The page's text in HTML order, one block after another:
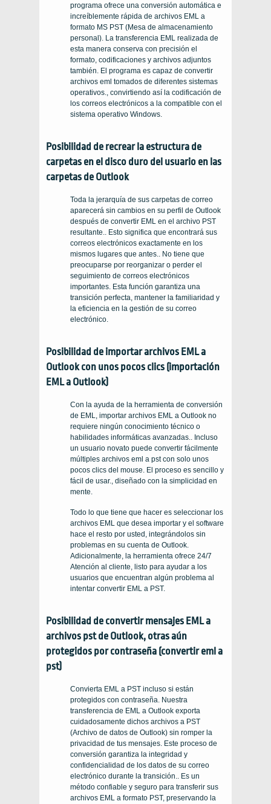
programa ofrece una conversión automática e
increíblemente rápida de archivos EML a
formato MS PST (Mesa de almacenamiento
personal). La transferencia EML realizada de
esta manera conserva con precisión el
formato, codificaciones y archivos adjuntos
también. El programa es capaz de convertir
archivos eml tomados de diferentes sistemas
operativos., convirtiendo así la codificación de
los correos electrónicos a la compatible con el
sistema operativo Windows.
Posibilidad de recrear la estructura de
carpetas en el disco duro del usuario en las
carpetas de Outlook
Toda la jerarquía de sus carpetas de correo
aparecerá sin cambios en su perfil de Outlook
después de convertir EML en el archivo PST
resultante.. Esto significa que encontrará sus
correos electrónicos exactamente en los
mismos lugares que antes.. No tiene que
preocuparse por reorganizar o perder el
seguimiento de correos electrónicos
importantes. Esta función garantiza una
transición perfecta, mantener la familiaridad y
la eficiencia en la gestión de su correo
electrónico.
Posibilidad de importar archivos EML a
Outlook con unos pocos clics (importación
EML a Outlook)
Con la ayuda de la herramienta de conversión
de EML, importar archivos EML a Outlook no
requiere ningún conocimiento técnico o
habilidades informáticas avanzadas.. Incluso
un usuario novato puede convertir fácilmente
múltiples archivos eml a pst con solo unos
pocos clics del mouse. El proceso es sencillo y
fácil de usar., diseñado con la simplicidad en
mente.
Todo lo que tiene que hacer es seleccionar los
archivos EML que desea importar y el software
hace el resto por usted, integrándolos sin
problemas en su cuenta de Outlook.
Adicionalmente, la herramienta ofrece 24/7
Atención al cliente, listo para ayudar a los
usuarios que encuentran algún problema al
intentar convertir EML a PST.
Posibilidad de convertir mensajes EML a
archivos pst de Outlook, otras aún
protegidos por contraseña (convertir eml a
pst)
Convierta EML a PST incluso si están
protegidos con contraseña. Nuestra
transferencia de EML a Outlook exporta
cuidadosamente dichos archivos a PST
(Archivo de datos de Outlook) sin romper la
privacidad de tus mensajes. Este proceso de
conversión garantiza la integridad y
confidencialidad de los datos de su correo
electrónico durante la transición.. Es un
método confiable y seguro para transferir sus
archivos EML a formato PST, preservando la